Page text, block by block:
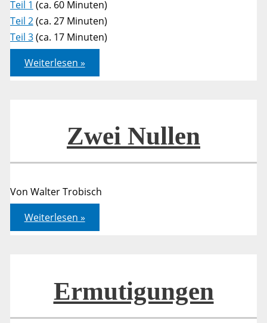
Teil 1 (ca. 60 Minuten)
Teil 2(ca. 27 Minuten)
Teil 3(ca. 17 Minuten)
Befreiung
und
Lösung
Weiterlesen »
Zwei Nullen
Von Walter Trobisch
Zwei
Nullen
Weiterlesen »
Ermutigungen